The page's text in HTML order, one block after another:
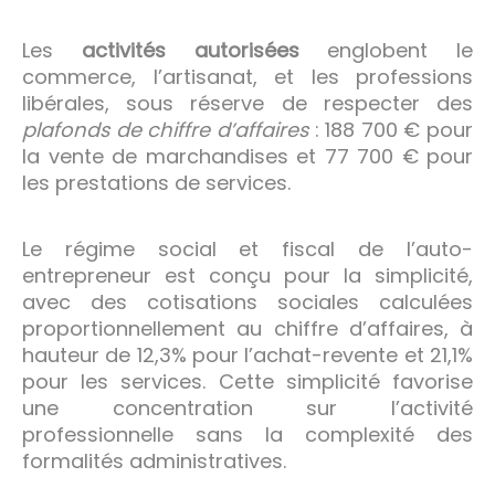
Les activités autoriséesenglobent le
commerce, l’artisanat, et les professions
libérales, sous réserve de respecter des
plafonds de chiffre d’affaires: 188 700 € pour
la vente de marchandises et 77 700 € pour
les prestations de services.
Le régime social et fiscal de l’auto-
entrepreneur est conçu pour la simplicité,
avec des cotisations sociales calculées
proportionnellement au chiffre d’affaires, à
hauteur de 12,3% pour l’achat-revente et 21,1%
pour les services. Cette simplicité favorise
une concentration sur l’activité
professionnelle sans la complexité des
formalités administratives.